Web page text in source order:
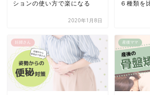
ションの使い方で楽になる
2020年1月8日
６種類を
妊婦さん 産後ママ